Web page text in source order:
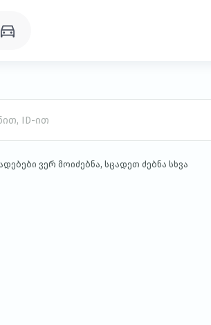
ვერ მოიძებნა, სცადეთ ძებნა სხვა